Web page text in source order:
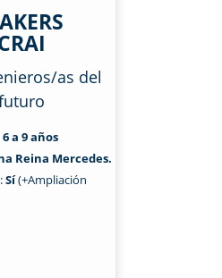
as del
6 a 9 años
Reina Mercedes.
Sí(+Ampliación